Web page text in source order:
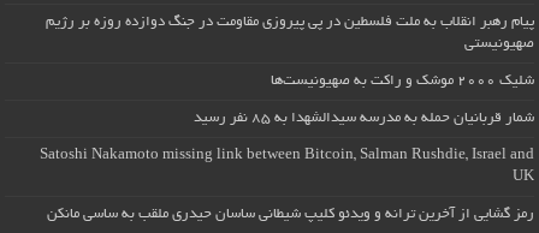
پیام رهبر انقلاب به ملت فلسطین در پی پیروزی مقاومت در جنگ دوازده روزه بر رژیم
صهیونیستی
شلیک ۲۰۰۰ موشک و راکت به صهیونیست‌ها
شمار قربانیان حمله به مدرسه سیدالشهدا به ۸۵ نفر رسید
Satoshi Nakamoto missing link between Bitcoin, Salman Rushdie, Israel and
UK
رمز گشایی از آخرین ترانه و ویدئو کلیپ شیطانی ساسان حیدری ملقب به ساسی مانکن